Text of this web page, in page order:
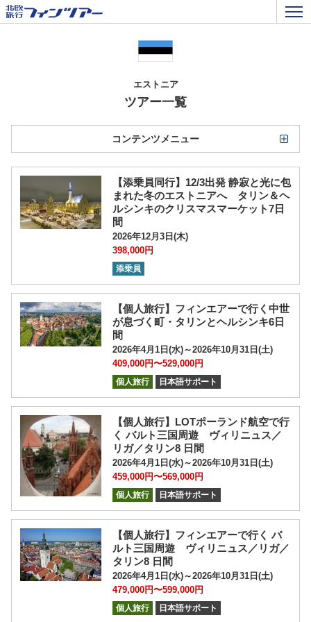
エストニア
ツアー一覧
コンテンツメニュー
【添乗員同行】12/3出発 静寂と光に包
まれた冬のエストニアへ タリン＆ヘ
ルシンキのクリスマスマーケット7日
間
2026年12月3日(木)
398,000円
添乗員
【個人旅行】フィンエアーで行く中世
が息づく町・タリンとヘルシンキ6日
間
2026年4月1日(水)～2026年10月31日(土)
409,000円〜529,000円
個人旅行 日本語サポート
【個人旅行】LOTポーランド航空で行
く バルト三国周遊 ヴィリニュス／
リガ／タリン8 日間
2026年4月1日(水)～2026年10月31日(土)
459,000円〜569,000円
個人旅行 日本語サポート
【個人旅行】フィンエアーで行く バ
ルト三国周遊 ヴィリニュス／リガ／
タリン8 日間
2026年4月1日(水)～2026年10月31日(土)
479,000円〜599,000円
個人旅行 日本語サポート